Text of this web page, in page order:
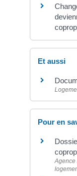
Et aussi
Pour en
Agence